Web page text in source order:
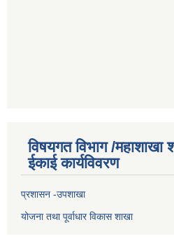
विषयगत विभाग /महाशाखा
ईकाई कार्यविवरण
प्रशासन -उपशाखा
योजना तथा पूर्वाधार विकास शाखा